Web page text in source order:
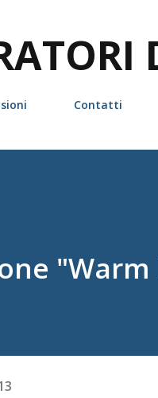
Contatti